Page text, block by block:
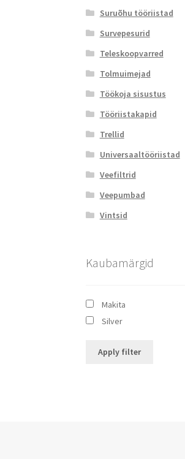
Suruõhu tööriistad
Survepesurid
Teleskoopvarred
Tolmuimejad
Töökoja sisustus
Tööriistakapid
Trellid
Universaaltööriistad
Veefiltrid
Veepumbad
Vintsid
Kaubamärgid
Makita
Silver
Apply filter